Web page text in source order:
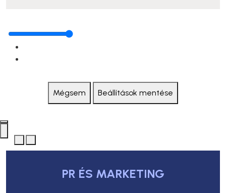
Mégsem Beállítások mentése
PR ÉS MARKETING